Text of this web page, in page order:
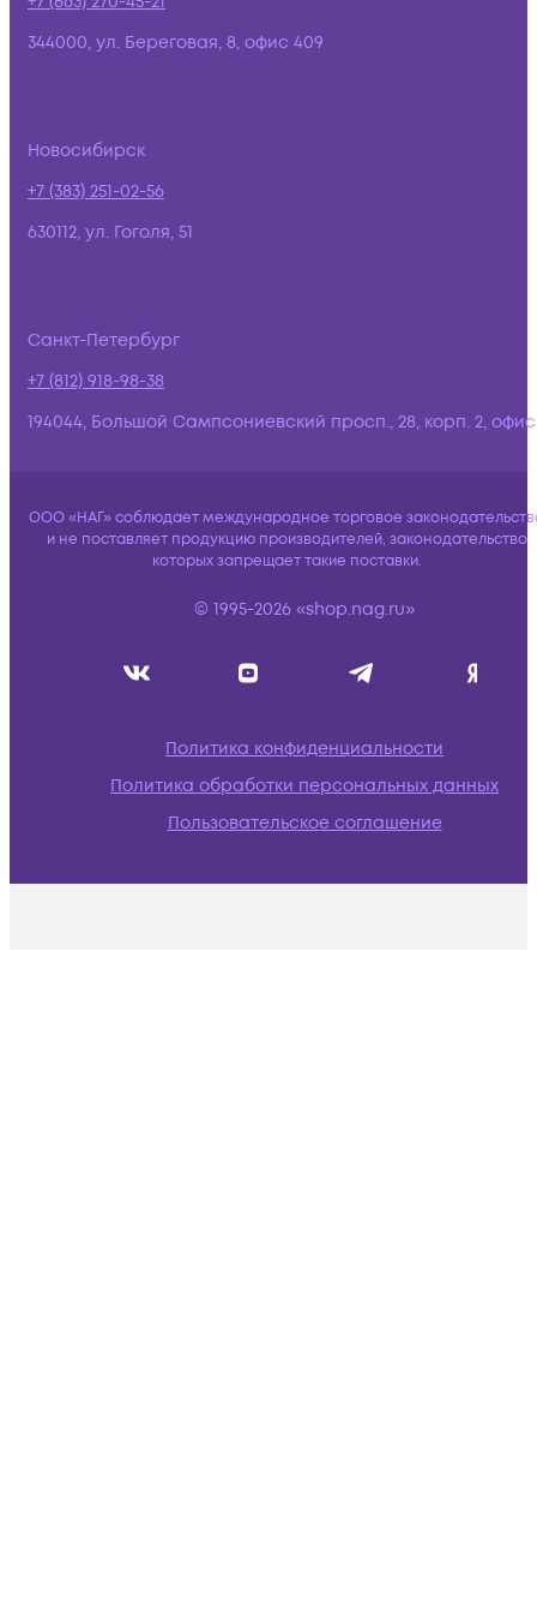
344000, ул. Береговая, 8, офис 409
Новосибирск
+7 (383) 251-02-56
630112, ул. Гоголя, 51
Санкт-Петербург
+7 (812) 918-98-38
194044, Большой Сампсониевский просп., 28, корп. 2,
ООО «НАГ» соблюдает международное торговое
и не поставляет продукцию производителей, законодательство
которых запрещает такие поставки.
© 1995-2026 «shop.nag.ru»
Политика конфиденциальности
Политика обработки персональных данных
Пользовательское соглашение